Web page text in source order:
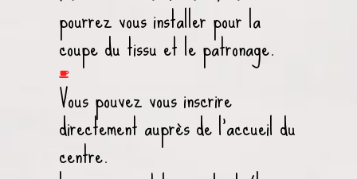
pourrez vous installer pour la
coupe du tissu et le patronage.
Vous pouvez vous inscrire
directement auprès de l’accueil du
centre.